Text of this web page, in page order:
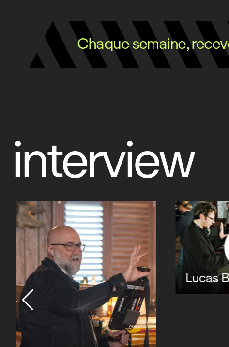
Chaque semaine,
interview
Lucas